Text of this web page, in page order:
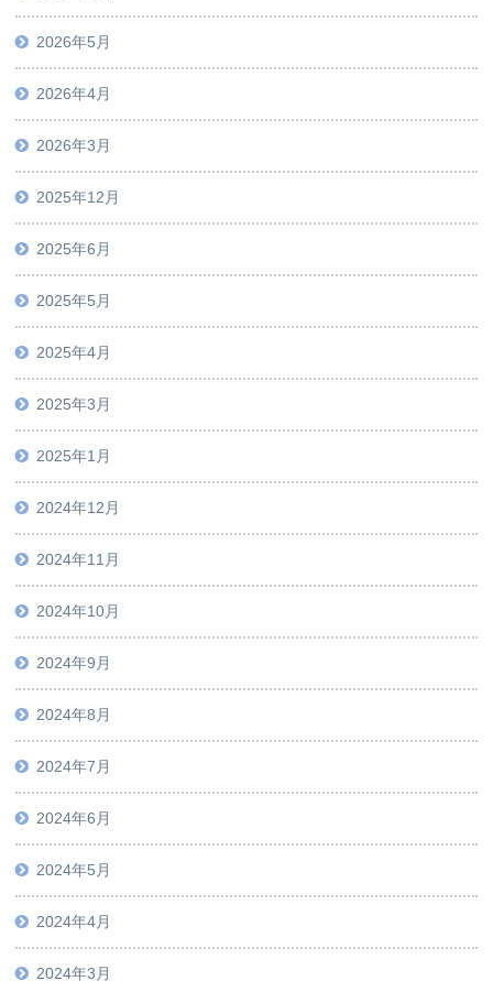
2026年5月
2026年4月
2026年3月
2025年12月
2025年6月
2025年5月
2025年4月
2025年3月
2025年1月
2024年12月
2024年11月
2024年10月
2024年9月
2024年8月
2024年7月
2024年6月
2024年5月
2024年4月
2024年3月